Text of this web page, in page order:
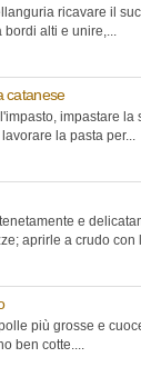
ricavare il
alti e unire,...
catanese
impastare la
la pasta per...
e
aprirle a crudo con
più grosse e
ben cotte....